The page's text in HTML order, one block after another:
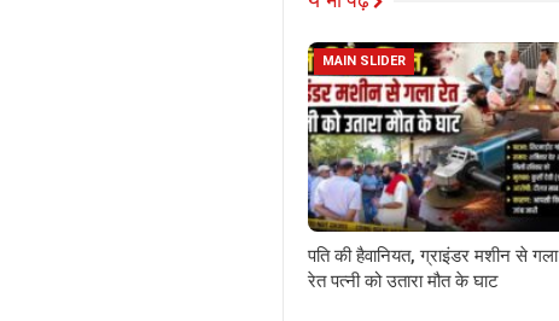
MAIN SLIDER
पति की हैवानियत, ग्राइंडर मशीन से गला
रेत पत्नी को उतारा मौत के घाट